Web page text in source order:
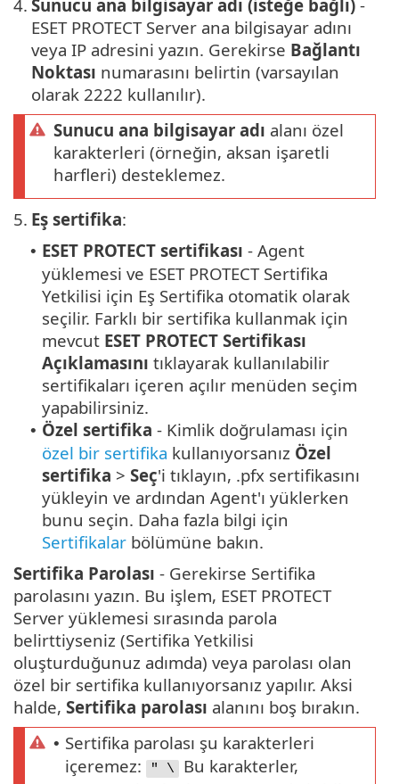
4. Sunucu ana bilgisayar adı (isteğe bağlı) -
ESET PROTECT Server ana bilgisayar adını
veya IP adresini yazın. Gerekirse Bağlantı
Noktası numarasını belirtin (varsayılan
olarak 2222 kullanılır).
Sunucu ana bilgisayar adı alanı özel
karakterleri (örneğin, aksan işaretli
harfleri) desteklemez.
5. Eş sertifika:
• ESET PROTECT sertifikası - Agent
yüklemesi ve ESET PROTECT Sertifika
Yetkilisi için Eş Sertifika otomatik olarak
seçilir. Farklı bir sertifika kullanmak için
mevcut ESET PROTECT Sertifikası
Açıklamasını tıklayarak kullanılabilir
sertifikaları içeren açılır menüden seçim
yapabilirsiniz.
• Özel sertifika - Kimlik doğrulaması için
özel bir sertifika kullanıyorsanız Özel
sertifika > Seç'i tıklayın, .pfx sertifikasını
yükleyin ve ardından Agent'ı yüklerken
bunu seçin. Daha fazla bilgi için
Sertifikalar bölümüne bakın.
Sertifika Parolası - Gerekirse Sertifika
parolasını yazın. Bu işlem, ESET PROTECT
Server yüklemesi sırasında parola
belirttiyseniz (Sertifika Yetkilisi
oluşturduğunuz adımda) veya parolası olan
özel bir sertifika kullanıyorsanız yapılır. Aksi
halde, Sertifika parolası alanını boş bırakın.
• Sertifika parolası şu karakterleri
içeremez:
" \
Bu karakterler,